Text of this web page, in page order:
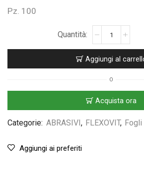
Pz. 100
Aggiungi al
O
Acquista ora
Categorie: ABRASIVI, FLEXOVIT, Fogli
Aggiungi ai preferiti